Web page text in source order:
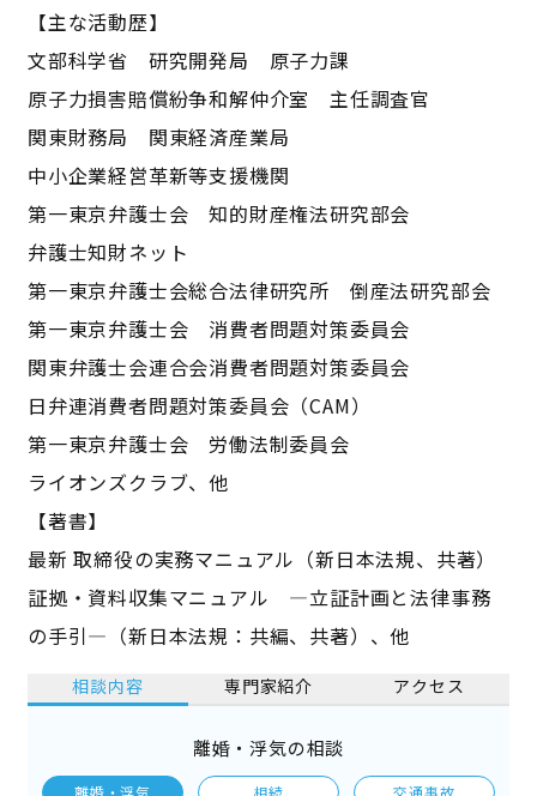
【主な活動歴】
文部科学省 研究開発局 原子力課
原子力損害賠償紛争和解仲介室 主任調査官
関東財務局 関東経済産業局
中小企業経営革新等支援機関
第一東京弁護士会 知的財産権法研究部会
弁護士知財ネット
第一東京弁護士会総合法律研究所 倒産法研究部会
第一東京弁護士会 消費者問題対策委員会
関東弁護士会連合会消費者問題対策委員会
日弁連消費者問題対策委員会（CAM）
第一東京弁護士会 労働法制委員会
ライオンズクラブ、他
【著書】
最新 取締役の実務マニュアル（新日本法規、共著）
証拠・資料収集マニュアル ―立証計画と法律事務
の手引―（新日本法規：共編、共著）、他
相談内容 専門家紹介 アクセス
離婚・浮気の相談